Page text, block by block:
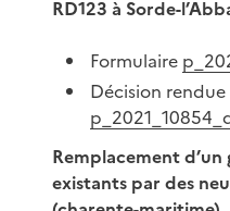
RD123 à Sorde-
Formulaire
Décision
Remplacement
existants par des